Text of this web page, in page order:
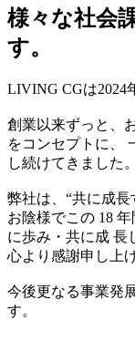
様々な社会
す。
LIVING CGは2024
創業以来ずっと、
をコンセプトに、
し続けてきました。
弊社は、“共に成長
お陰様でこの 18
に歩み・共に成 長
心より感謝申し上
今後更なる事業発
す。